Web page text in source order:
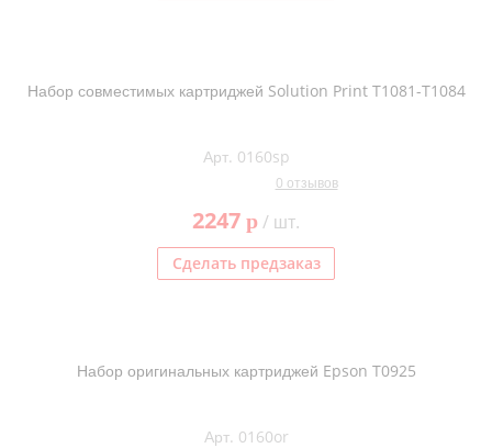
Набор совместимых картриджей Solution Print T1081-T1084
Арт. 0160sp
0 отзывов
2247 p/ шт.
Сделать предзаказ
Набор оригинальных картриджей Epson T0925
Арт. 0160or